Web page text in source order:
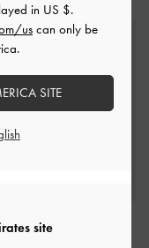
شنطة دلو بريل بجلد
site
in US $.
us can only be
SITE